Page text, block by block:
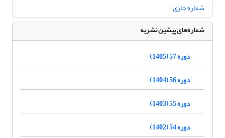
شماره جاری
شماره‌های پیشین نشریه
دوره 57 (1405)
دوره 56 (1404)
دوره 55 (1403)
دوره 54 (1402)